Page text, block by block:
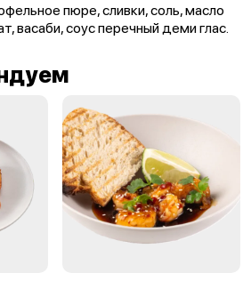
пюре, сливки, соль, масло
васаби, соус перечный деми глас.